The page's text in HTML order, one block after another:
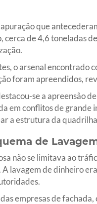
que
cerca de 4,6 toneladas
o arsenal encontrado
foram apreendidos,
se a apreensão
em conflitos de grande
a estrutura da
de
não se limitava ao
lavagem de dinheiro
empresas de